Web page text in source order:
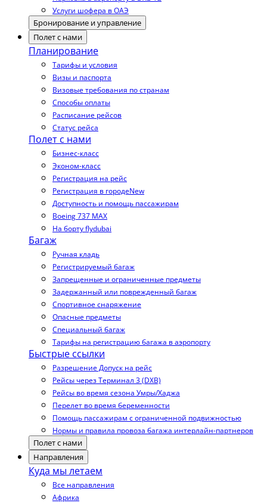
Услуги шофера в ОАЭ
Бронирование и управление
Полет с нами
Планирование
Тарифы и условия
Визы и паспорта
Визовые требования по странам
Способы оплаты
Расписание рейсов
Статус рейса
Полет с нами
Бизнес-класс
Эконом-класс
Регистрация на рейс
Регистрация в городеNew
Доступность и помощь пассажирам
Boeing 737 MAX
На борту flydubai
Багаж
Ручная кладь
Регистрируемый багаж
Запрещенные и ограниченные предметы
Задержанный или поврежденный багаж
Спортивное снаряжение
Опасные предметы
Специальный багаж
Тарифы на регистрацию багажа в аэропорту
Быстрые ссылки
Разрешение Допуск на рейс
Рейсы через Терминал 3 (DXB)
Рейсы во время сезона Умры/Хаджа
Перелет во время беременности
Помощь пассажирам с ограниченной подвижностью
Нормы и правила провоза багажа интерлайн-партнеров
Полет с нами
Направления
Куда мы летаем
Все направления
Африка